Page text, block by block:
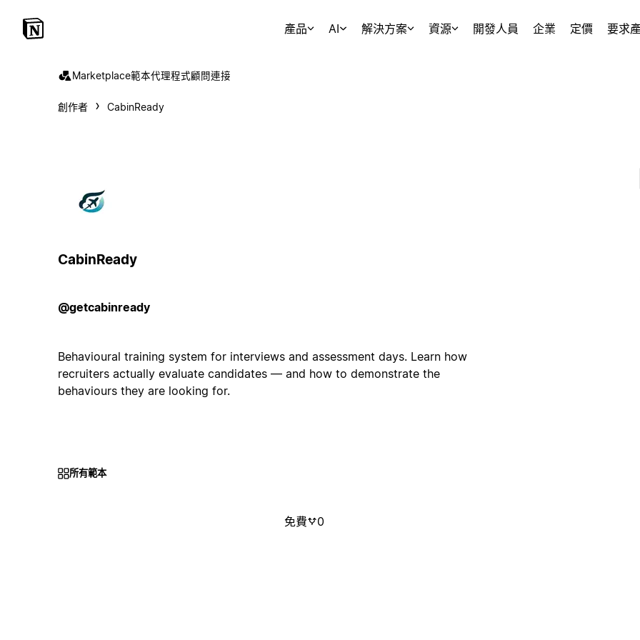
產品 AI 解決方案 資源 開發人員 企業 定價 要求
Marketplace範本代理程式顧問連接
創作者 CabinReady
CabinReady
@getcabinready
Behavioural training system for interviews and assessment days. Learn how
recruiters actually evaluate candidates — and how to demonstrate the
behaviours they are looking for.
所有範本
免費 0